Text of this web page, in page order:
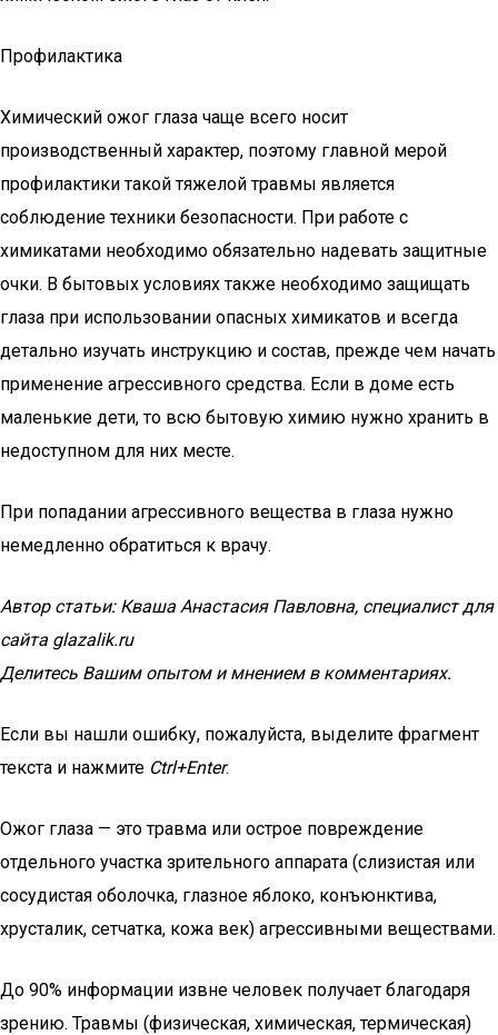
Профилактика
Химический ожог глаза чаще всего носит
производственный характер, поэтому главной мерой
профилактики такой тяжелой травмы является
соблюдение техники безопасности. При работе с
химикатами необходимо обязательно надевать защитные
очки. В бытовых условиях также необходимо защищать
глаза при использовании опасных химикатов и всегда
детально изучать инструкцию и состав, прежде чем начать
применение агрессивного средства. Если в доме есть
маленькие дети, то всю бытовую химию нужно хранить в
недоступном для них месте.
При попадании агрессивного вещества в глаза нужно
немедленно обратиться к врачу.
Автор статьи: Кваша Анастасия Павловна, специалист для
сайта glazalik.ru
Делитесь Вашим опытом и мнением в комментариях.
Если вы нашли ошибку, пожалуйста, выделите фрагмент
текста и нажмите Ctrl+Enter.
Ожог глаза — это травма или острое повреждение
отдельного участка зрительного аппарата (слизистая или
сосудистая оболочка, глазное яблоко, конъюнктива,
хрусталик, сетчатка, кожа век) агрессивными веществами.
До 90% информации извне человек получает благодаря
зрению. Травмы (физическая, химическая, термическая)